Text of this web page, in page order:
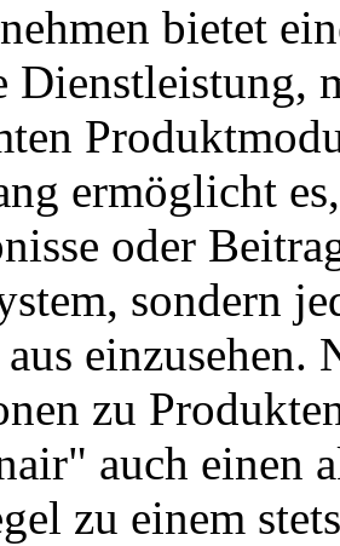
bietet
Dienstleistung,
ermöglicht
oder
sondern
einzusehen.
zu
auch einen
zu einem